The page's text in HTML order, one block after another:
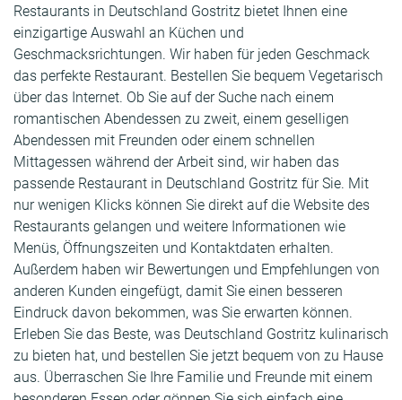
Restaurants in Deutschland Gostritz bietet Ihnen eine
einzigartige Auswahl an Küchen und
Geschmacksrichtungen. Wir haben für jeden Geschmack
das perfekte Restaurant. Bestellen Sie bequem Vegetarisch
über das Internet. Ob Sie auf der Suche nach einem
romantischen Abendessen zu zweit, einem geselligen
Abendessen mit Freunden oder einem schnellen
Mittagessen während der Arbeit sind, wir haben das
passende Restaurant in Deutschland Gostritz für Sie. Mit
nur wenigen Klicks können Sie direkt auf die Website des
Restaurants gelangen und weitere Informationen wie
Menüs, Öffnungszeiten und Kontaktdaten erhalten.
Außerdem haben wir Bewertungen und Empfehlungen von
anderen Kunden eingefügt, damit Sie einen besseren
Eindruck davon bekommen, was Sie erwarten können.
Erleben Sie das Beste, was Deutschland Gostritz kulinarisch
zu bieten hat, und bestellen Sie jetzt bequem von zu Hause
aus. Überraschen Sie Ihre Familie und Freunde mit einem